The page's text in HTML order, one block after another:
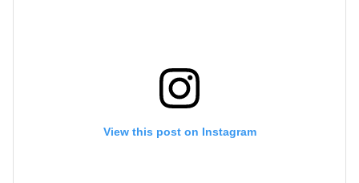
View this post on Instagram